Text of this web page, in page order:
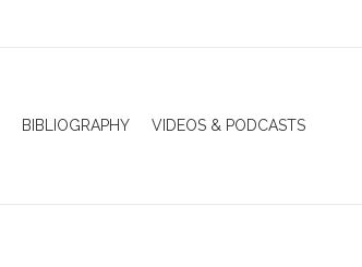
BIBLIOGRAPHY VIDEOS & PODCASTS